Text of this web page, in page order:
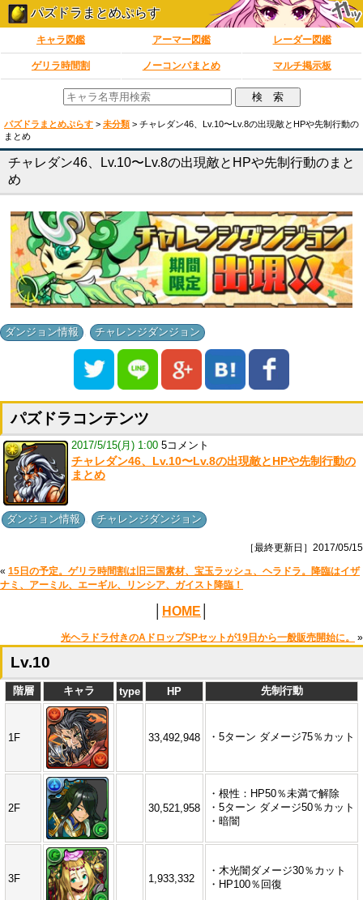
パズドラまとめぷらす
キャラ図鑑 アーマー図鑑 レーダー図鑑
ゲリラ時間割 ノーコンパまとめ マルチ掲示板
パズドラまとめぷらす > 未分類 > チャレダン46、Lv.10〜Lv.8の出現敵とHPや先制行動の
まとめ
チャレダン46、Lv.10〜Lv.8の出現敵とHPや先制行動のまと
め
ダンジョン情報 チャレンジダンジョン
パズドラコンテンツ
2017/5/15(月) 1:00 5コメント
チャレダン46、Lv.10〜Lv.8の出現敵とHPや先制行動の
まとめ
ダンジョン情報 チャレンジダンジョン
［最終更新日］2017/05/15
« 15日の予定。ゲリラ時間割は旧三国素材、宝玉ラッシュ、ヘラドラ。降臨はイザ
ナミ、アーミル、エーギル、リンシア、ガイスト降臨！
HOME
光ヘラドラ付きのAドロップSPセットが19日から一般販売開始に。 »
Lv.10
階層 キャラ type HP 先制行動
1F 33,492,948 ・5ターン ダメージ75％カット
2F 30,521,958
・根性：HP50％未満で解除
・5ターン ダメージ50％カット
・暗闇
3F 1,933,332
・木光闇ダメージ30％カット
・HP100％回復